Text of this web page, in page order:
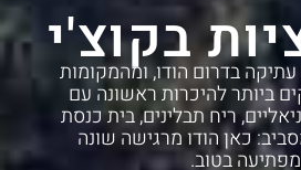
בקוצ'י
עתיקה בדרום הודו, ומהמקומות
ביותר להיכרות ראשונה עם
ריח תבלינים, בית כנסת
כאן הודו מרגישה שונה
בטוב.